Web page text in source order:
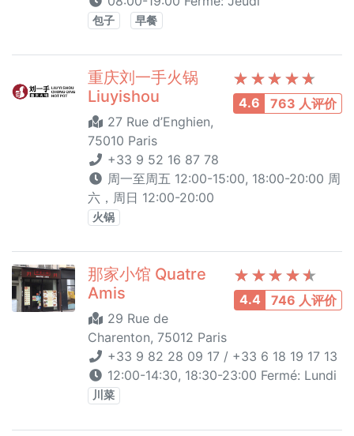
包子 早餐
4.6 763 人评价
重庆刘一手火锅
Liuyishou
27 Rue d’Enghien,
75010 Paris
+33 9 52 16 87 78
周一至周五 12:00-15:00, 18:00-20:00 周
六，周日 12:00-20:00
火锅
4.4 746 人评价
那家小馆 Quatre
Amis
29 Rue de
Charenton, 75012 Paris
+33 9 82 28 09 17 / +33 6 18 19 17 13
12:00-14:30, 18:30-23:00 Fermé: Lundi
川菜